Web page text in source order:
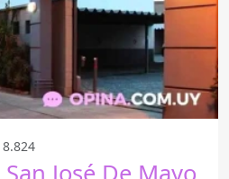
José De Mayo